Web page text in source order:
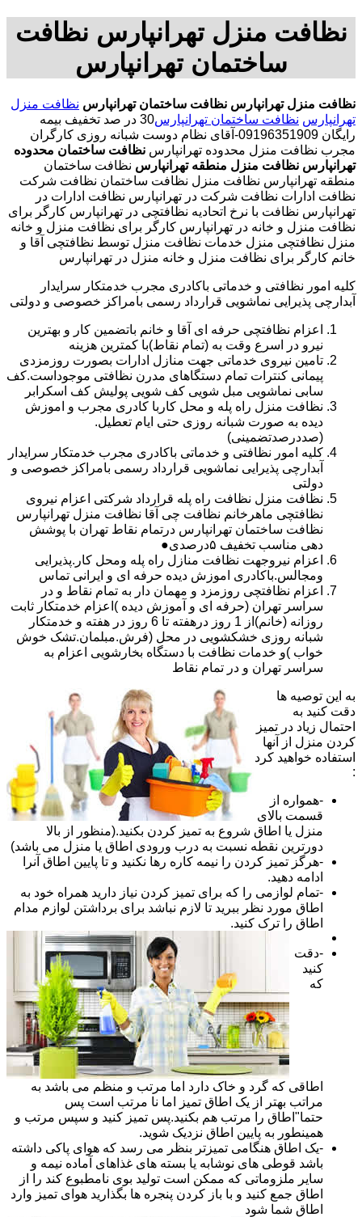
نظافت منزل تهرانپارس نظافت
ساختمان تهرانپارس
نظافت منزل تهرانپارس نظافت ساختمان تهرانپارس نظافت منزل
تهرانپارس نظافت ساختمان تهرانپارس
30 در صد تخفیف بیمه
رایگان 09196351909-آقای نظام دوست شبانه روزی کارگران
مجرب نظافت منزل محدوده تهرانپارس نظافت ساختمان محدوده
تهرانپارس نظافت منزل منطقه تهرانپارس نظافت ساختمان
منطقه تهرانپارس نظافت منزل نظافت ساختمان نظافت شرکت
نظافت ادارات نظافت شرکت در تهرانپارس نظافت ادارات در
تهرانپارس نظافت با نرخ اتحادیه نظافتچی در تهرانپارس کارگر برای
نظافت منزل و خانه در تهرانپارس کارگر برای نظافت منزل و خانه
منزل نظافتچی منزل خدمات نظافت منزل توسط نظافتچی آقا و
خانم کارگر برای نظافت منزل و خانه منزل در تهرانپارس
کلیه امور نظافتی و خدماتی باکادری مجرب خدمتکار سرایدار
آبدارچی پذیرایی نماشویی قرارداد رسمی بامراکز خصوصی و دولتی
اعزام نظافتچی حرفه ای آقا و خانم باتضمین کار و بهترین
نیرو در اسرع وقت به (تمام نقاط)با کمترین هزینه
تامین نیروی خدماتی جهت منازل ادارات بصورت روزمزدی
پیمانی کنترات تمام دستگاهای مدرن نظافتی موجوداست.کف
سابی نماشویی مبل شویی کف شویی پولیش کف اسکرابر
نظافت منزل راه پله و محل کاربا کادری مجرب و اموزش
دیده به صورت شبانه روزی حتی ایام تعطیل.
(صددرصدتضمینی)
کلیه امور نظافتی و خدماتی باکادری مجرب خدمتکار سرایدار
آبدارچی پذیرایی نماشویی قرارداد رسمی بامراکز خصوصی و
دولتی
نظافت منزل نظافت راه پله قرارداد شرکتی اعزام نیروی
نظافتچی ماهرخانم نظافت چی آقا نظافت منزل تهرانپارس
نظافت ساختمان تهرانپارس درتمام نقاط تهران با پوشش
دهی مناسب تخفیف ۵درصدی●
اعزام نیروجهت نظافت منازل راه پله ومحل کار.پذیرایی
ومجالس.باکادری اموزش دیده حرفه ای و ایرانی تماس
اعزام نظافتچی روزمزد و مهمان دار به تمام نقاط و در
سراسر تهران (حرفه ای و آموزش دیده )اعزام خدمتکار ثابت
روزانه (خانم)از 1 روز درهفته تا 6 روز در هفته و خدمتکار
شبانه روزی خشکشویی در محل (فرش.مبلمان.تشک خوش
خواب )و خدمات نظافت با دستگاه بخارشویی اعزام به
سراسر تهران و در تمام نقاط
به این توصیه ها
دقت کنید به
احتمال زیاد در تمیز
کردن منزل از آنها
استفاده خواهید کرد
:
-همواره از
قسمت بالای
منزل یا اطاق شروع به تمیز کردن بکنید.(منظور از بالا
دورترین نقطه نسبت به درب ورودی اطاق یا منزل می باشد)
-هرگز تمیز کردن را نیمه کاره رها نکنید و تا پایین اطاق آنرا
ادامه دهید.
-تمام لوازمی را که برای تمیز کردن نیاز دارید همراه خود به
اطاق مورد نظر ببرید تا لازم نباشد برای برداشتن لوازم مدام
اطاق را ترک کنید.
-دقت
کنید
که
اطاقی که گرد و خاک دارد اما مرتب و منظم می باشد به
مراتب بهتر از یک اطاق تمیز اما نا مرتب است پس
حتما"اطاق را مرتب هم بکنید.پس تمیز کنید و سپس مرتب و
همینطور به پایین اطاق نزدیک شوید.
-یک اطاق هنگامی تمیزتر بنظر می رسد که هوای پاکی داشته
باشد قوطی های نوشابه یا بسته های غذاهای آماده نیمه و
سایر ملزوماتی که ممکن است تولید بوی نامطبوع کند را از
اطاق جمع کنید و با باز کردن پنجره ها بگذارید هوای تمیز وارد
اطاق شما شود